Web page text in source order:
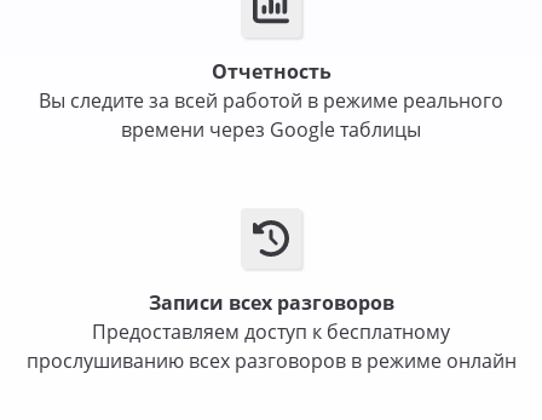
Отчетность
Вы следите за всей работой в режиме реального
времени через Google таблицы
Записи всех разговоров
Предоставляем доступ к бесплатному
прослушиванию всех разговоров в режиме онлайн